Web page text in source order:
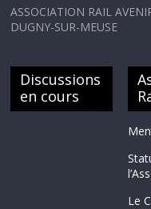
ASSOCIATION RAIL
DUGNY-SUR-MEUSE
Discussions
en cours
Le